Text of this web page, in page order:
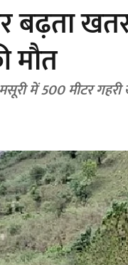
बढ़ता
मौत
में 500 मीटर